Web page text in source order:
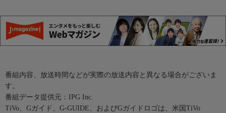
番組内容、放送時間などが実際の放送内容と異なる場合がございま
す。
番組データ提供元：IPG Inc.
TiVo、Gガイド、G-GUIDE、およびGガイドロゴは、米国TiVo